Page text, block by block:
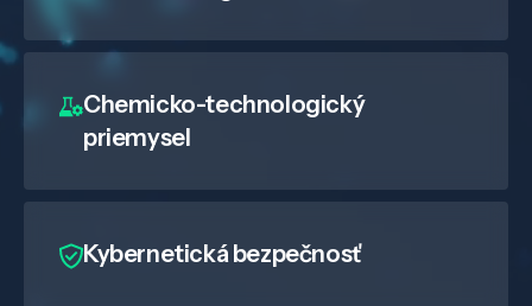
Chemicko-technologický
priemysel
Kybernetická bezpečnosť